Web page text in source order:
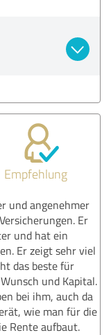
Empfehlung
und angenehmer
Er
und hat ein
Er zeigt sehr viel
das beste für
und Kapital.
bei ihm, auch da
wie man für die
Rente aufbaut.